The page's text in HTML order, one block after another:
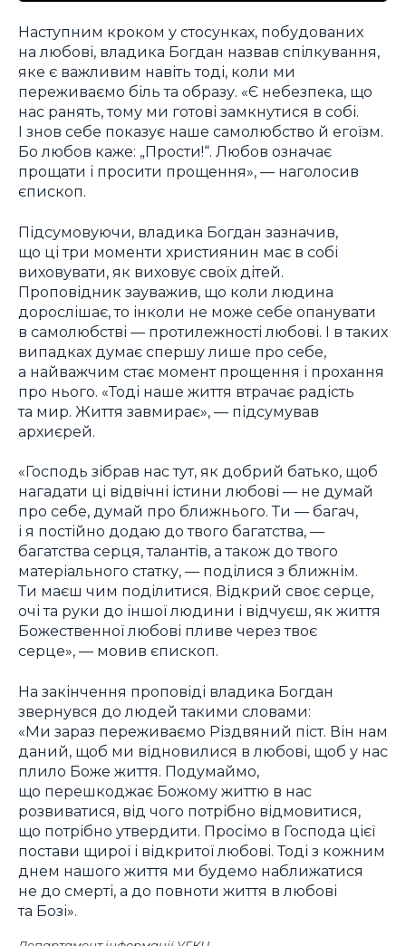
Наступним кроком у стосунках, побудованих
на любові, владика Богдан назвав спілкування,
яке є важливим навіть тоді, коли ми
переживаємо біль та образу. «Є небезпека, що
нас ранять, тому ми готові замкнутися в собі.
І знов себе показує наше самолюбство й егоїзм.
Бо любов каже: „Прости!“. Любов означає
прощати і просити прощення», — наголосив
єпископ.
Підсумовуючи, владика Богдан зазначив,
що ці три моменти християнин має в собі
виховувати, як виховує своїх дітей.
Проповідник зауважив, що коли людина
дорослішає, то інколи не може себе опанувати
в самолюбстві — протилежності любові. І в таких
випадках думає спершу лише про себе,
а найважчим стає момент прощення і прохання
про нього. «Тоді наше життя втрачає радість
та мир. Життя завмирає», — підсумував
архиєрей.
«Господь зібрав нас тут, як добрий батько, щоб
нагадати ці відвічні істини любові — не думай
про себе, думай про ближнього. Ти — багач,
і я постійно додаю до твого багатства, —
багатства серця, талантів, а також до твого
матеріального статку, — поділися з ближнім.
Ти маєш чим поділитися. Відкрий своє серце,
очі та руки до іншої людини і відчуєш, як життя
Божественної любові пливе через твоє
серце», — мовив єпископ.
На закінчення проповіді владика Богдан
звернувся до людей такими словами:
«Ми зараз переживаємо Різдвяний піст. Він нам
даний, щоб ми відновилися в любові, щоб у нас
плило Боже життя. Подумаймо,
що перешкоджає Божому життю в нас
розвиватися, від чого потрібно відмовитися,
що потрібно утвердити. Просімо в Господа цієї
постави щирої і відкритої любові. Тоді з кожним
днем нашого життя ми будемо наближатися
не до смерті, а до повноти життя в любові
та Бозі».